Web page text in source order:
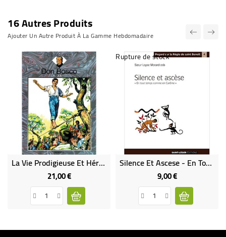
16 Autres Produits
Ajouter Un Autre Produit À La Gamme Hebdomadaire
La Vie Prodigieuse Et Héroïque De Don Bosco (neuf)
21,00 €Prix
Rupture de stock
Silence Et Ascese - En Tout Temps Comme En Carême
9,00 €Prix